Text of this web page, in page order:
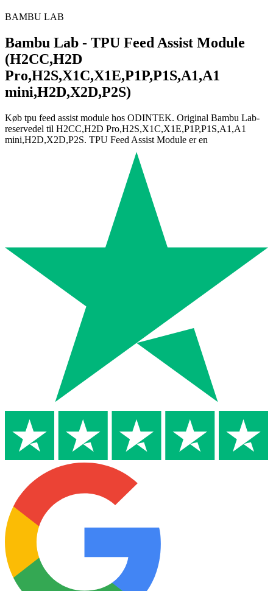
BAMBU LAB
Bambu Lab - TPU Feed Assist Module
(H2CC,H2D
Pro,H2S,X1C,X1E,P1P,P1S,A1,A1
mini,H2D,X2D,P2S)
Køb tpu feed assist module hos ODINTEK. Original Bambu Lab-
reservedel til H2CC,H2D Pro,H2S,X1C,X1E,P1P,P1S,A1,A1
mini,H2D,X2D,P2S. TPU Feed Assist Module er en